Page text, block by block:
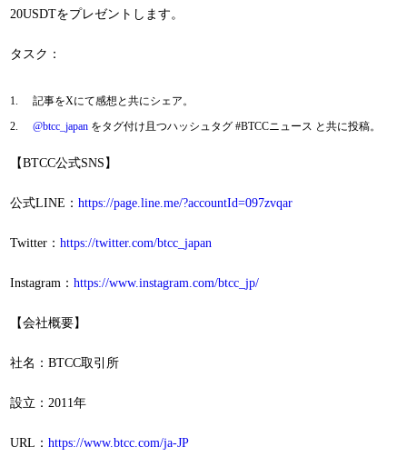
20USDTをプレゼントします。
タスク：
記事をXにて感想と共にシェア。
@btcc_japan をタグ付け且つハッシュタグ #BTCCニュース と共に投稿。
【BTCC公式SNS】
公式LINE： https://page.line.me/?accountId=097zvqar
Twitter： https://twitter.com/btcc_japan
Instagram： https://www.instagram.com/btcc_jp/
【会社概要】
社名：BTCC取引所
設立：2011年
URL： https://www.btcc.com/ja-JP